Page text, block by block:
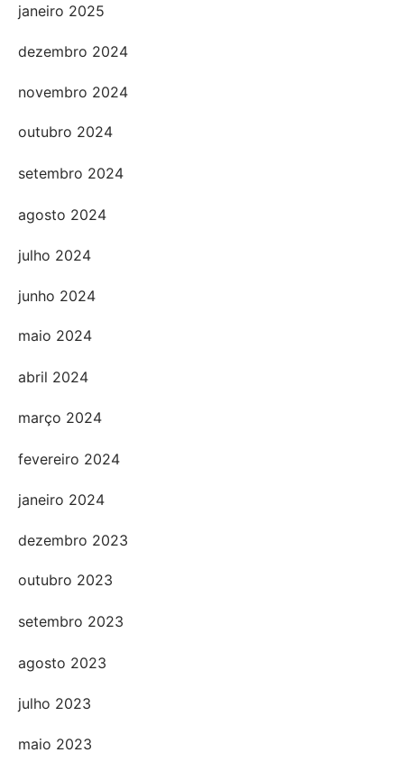
janeiro 2025
dezembro 2024
novembro 2024
outubro 2024
setembro 2024
agosto 2024
julho 2024
junho 2024
maio 2024
abril 2024
março 2024
fevereiro 2024
janeiro 2024
dezembro 2023
outubro 2023
setembro 2023
agosto 2023
julho 2023
maio 2023